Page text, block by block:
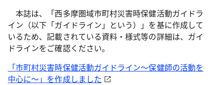
本誌は、「西多摩圏域市町村災害時保健活動ガイドラ
イン（以下「ガイドライン」という）」を基に作成して
いるため、記載されている資料・様式等の詳細は、ガイ
ドラインをご確認ください。
「市町村災害時保健活動ガイドライン～保健師の活動を
中心に～」を作成しました